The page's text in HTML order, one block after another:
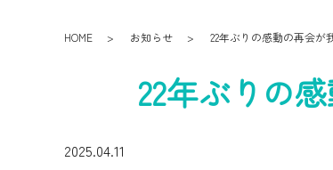
HOME お知らせ 22年ぶりの感動の再会が
22年ぶりの
2025.04.11